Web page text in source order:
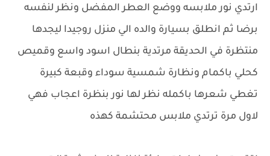
ارتدي نور ملابسه ووضع العطر المفضل ونظر لنفسه
برضا ثم انطلق بسيارة والده الي منزل روجيدا ليجدها
منتظرة في الحديقة مرتدية بنطال اسود واسع وقميص
كحلي باكمام ونظارة شمسية سوداء وقبعة كبيرة
تغطي شعرها باكمله نظر لها نور بنظرة اعجاب فهي
لاول مرة ترتدي ملابس محتشمة كهذه